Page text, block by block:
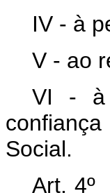
IV - à
V - ao
VI - à
Social.
Art. 4º